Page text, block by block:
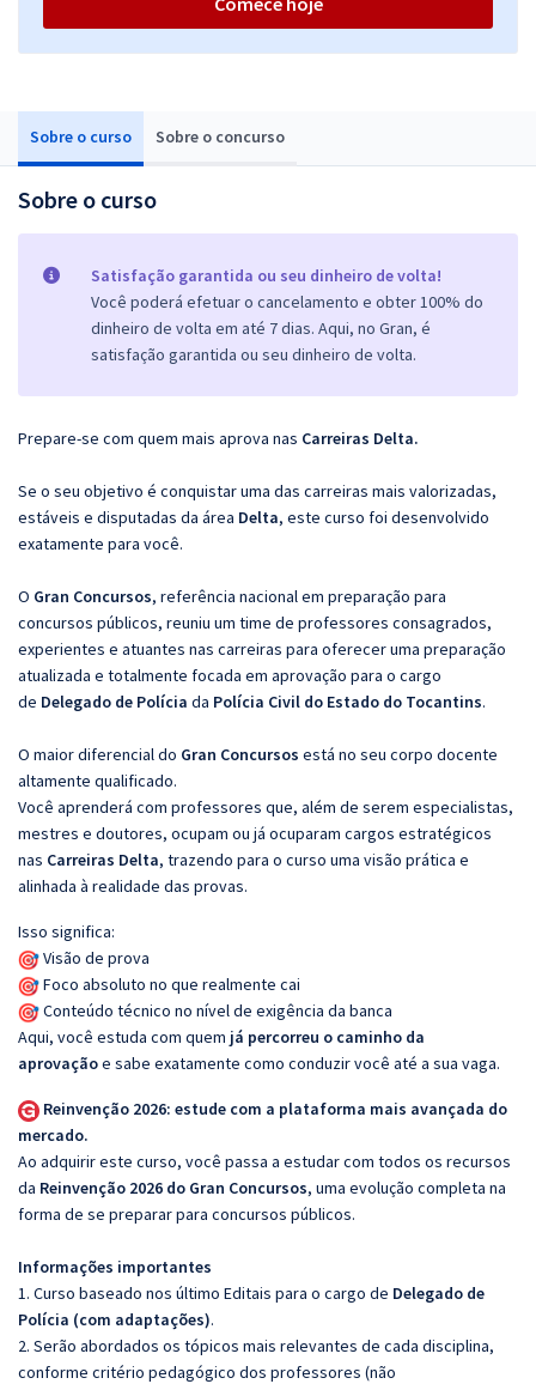
Sobre o curso Sobre o concurso
Sobre o curso
Satisfação garantida ou seu dinheiro de volta!
Você poderá efetuar o cancelamento e obter 100% do
dinheiro de volta em até 7 dias. Aqui, no Gran, é
satisfação garantida ou seu dinheiro de volta.
Prepare-se com quem mais aprova nas Carreiras Delta.
Se o seu objetivo é conquistar uma das carreiras mais valorizadas,
estáveis e disputadas da área Delta, este curso foi desenvolvido
exatamente para você.
O Gran Concursos, referência nacional em preparação para
concursos públicos, reuniu um time de professores consagrados,
experientes e atuantes nas carreiras para oferecer uma preparação
atualizada e totalmente focada em aprovação para o cargo
de Delegado de Polícia da Polícia Civil do Estado do Tocantins.
O maior diferencial do Gran Concursos está no seu corpo docente
altamente qualificado.
Você aprenderá com professores que, além de serem especialistas,
mestres e doutores, ocupam ou já ocuparam cargos estratégicos
nas Carreiras Delta, trazendo para o curso uma visão prática e
alinhada à realidade das provas.
Isso significa:
Visão de prova
Foco absoluto no que realmente cai
Conteúdo técnico no nível de exigência da banca
Aqui, você estuda com quem já percorreu o caminho da
aprovaçãoe sabe exatamente como conduzir você até a sua vaga.
Reinvenção 2026: estude com a plataforma mais avançada do
mercado.
Ao adquirir este curso, você passa a estudar com todos os recursos
da Reinvenção 2026 do Gran Concursos, uma evolução completa na
forma de se preparar para concursos públicos.
Informações importantes
1. Curso baseado nos último Editais para o cargo de Delegado de
Polícia (com adaptações).
2. Serão abordados os tópicos mais relevantes de cada disciplina,
conforme critério pedagógico dos professores (não